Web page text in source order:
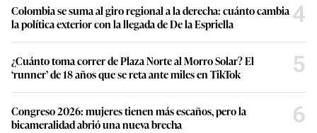
Colombia se suma al giro regional a la derecha: cuánto cambia
la política exterior con la llegada de De la Espriella
4
¿Cuánto toma correr de Plaza Norte al Morro Solar? El
‘runner’ de 18 años que se reta ante miles en TikTok
5
Congreso 2026: mujeres tienen más escaños, pero la
bicameralidad abrió una nueva brecha
6